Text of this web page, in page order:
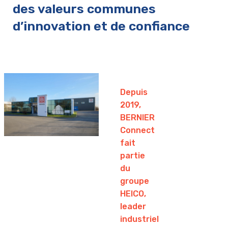
des valeurs communes
d’innovation et de confiance
Depuis
2019,
BERNIER
Connect
fait
partie
du
groupe
HEICO,
leader
industriel